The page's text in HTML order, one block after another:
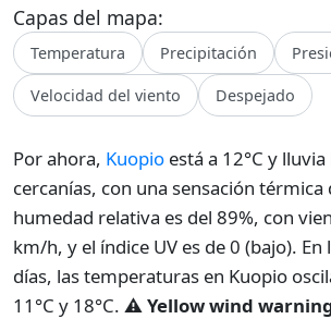
Capas del mapa:
Temperatura Precipitación
Velocidad del viento Despejado
Por ahora, Kuopio está a 12°C y
cercanías, con una sensación térmica
humedad relativa es del 89%, con
km/h, y el índice UV es de 0 (bajo).
días, las temperaturas en Kuopio
11°C y 18°C. ⚠️ Yellow wind